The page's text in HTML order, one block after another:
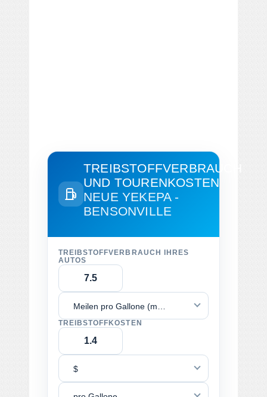
TREIBSTOFFVERBRAUCH
UND TOURENKOSTEN
NEUE YEKEPA -
BENSONVILLE
TREIBSTOFFVERBRAUCH IHRES
AUTOS
TREIBSTOFFKOSTEN
$